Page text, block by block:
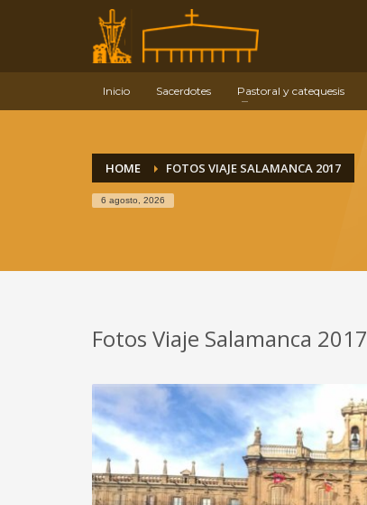
Información de contacto
E-mail:
info@parroquiaermitagana.es
Inicio Sacerdotes Pastoral y catequesis
HOME FOTOS VIAJE SALAMANCA 2017
6 agosto, 2026
Fotos Viaje Salamanca 2017